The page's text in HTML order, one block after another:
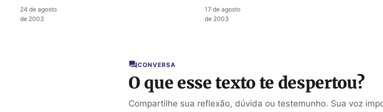
24 de agosto
de 2003
17 de agosto
de 2003
CONVERSA
O que esse texto te despertou?
Compartilhe sua reflexão, dúvida ou testemunho. Sua voz